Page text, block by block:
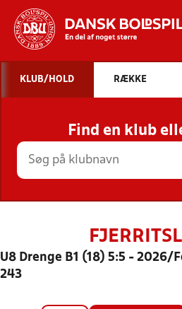
STILLINGER,
HOLD
KLUB/HOLD RÆKKE
Find en klub
U8 Drenge B1 (18) 5:5 - 2026/
243